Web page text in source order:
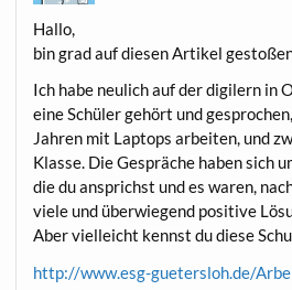
Hal­lo,
bin grad auf die­sen Arti­kel
Ich habe neu­lich auf der digi­lern in
eine Schü­ler gehört und
Jah­ren mit Lap­tops arbei­ten, und
Klas­se. Die Gesprä­che haben sich
die du ansprichst und es waren,
vie­le und über­wie­gend posi­ti­ve
Aber viel­leicht kennst du die­se
http://www.esg-guetersloh.de/